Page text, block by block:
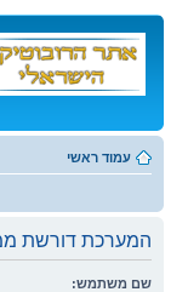
לתוכן
עמוד ראשי
המערכת דורשת
שם משתמש: